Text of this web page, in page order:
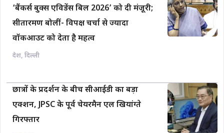
‘बैंकर्स बुक्स एविडेंस बिल 2026’ को दी मंजूरी;
सीतारमण बोलीं- विपक्ष चर्चा से ज्यादा
वॉकआउट को देता है महत्व
देश, दिल्ली
छात्रों के प्रदर्शन के बीच सीआईडी का बड़ा
एक्शन, JPSC के पूर्व चेयरमैन एल खियांग्ते
गिरफ्तार